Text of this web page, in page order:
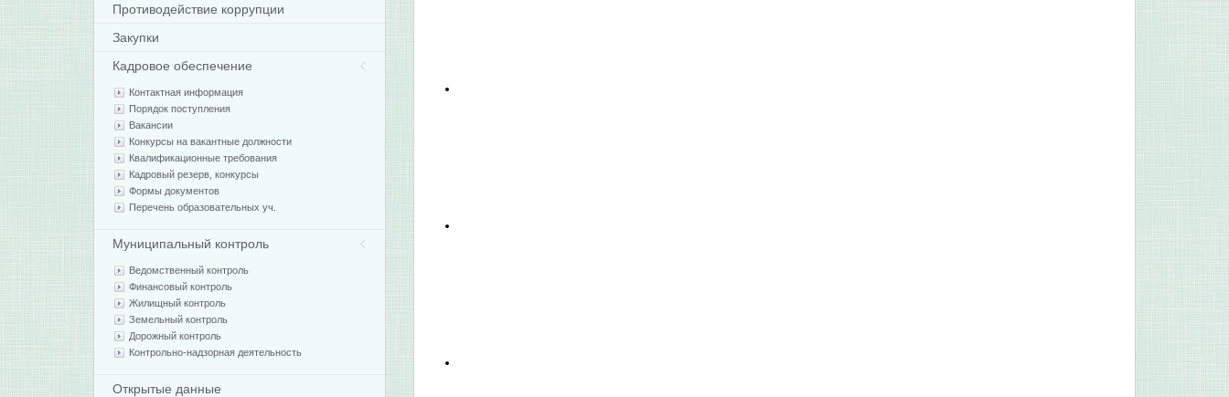
Противодействие коррупции
Закупки
Кадровое обеспечение
Контактная информация
Порядок поступления
Вакансии
Конкурсы на вакантные должности
Квалификационные требования
Кадровый резерв, конкурсы
Формы документов
Перечень образовательных уч.
Муниципальный контроль
Ведомственный контроль
Финансовый контроль
Жилищный контроль
Земельный контроль
Дорожный контроль
Контрольно-надзорная деятельность
Открытые данные